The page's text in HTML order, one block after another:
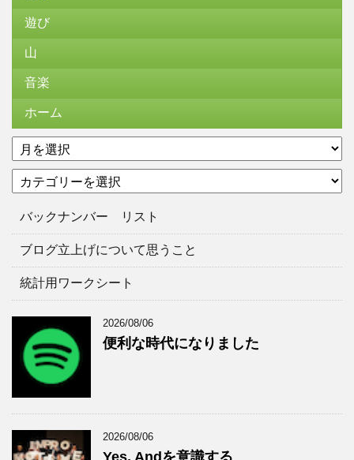
遊び
山
音楽
ホーム
ア
ー
イ
テ
リ
バックナンバー リスト
ブログ立上げについて思うこと
統計用ワークシート
2026/08/06
便利な時代になりました
2026/08/06